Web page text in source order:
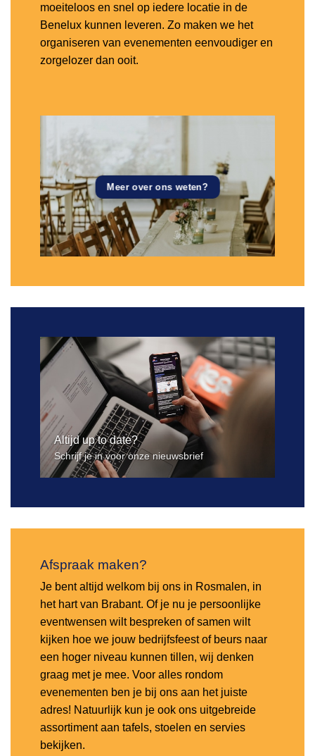
moeiteloos en snel op iedere locatie in de
Benelux kunnen leveren. Zo maken we het
organiseren van evenementen eenvoudiger en
zorgelozer dan ooit.
Meer over ons weten?
Altijd up to date?
Schrijf je in voor onze nieuwsbrief
Afspraak maken?
Je bent altijd welkom bij ons in Rosmalen, in
het hart van Brabant. Of je nu je persoonlijke
eventwensen wilt bespreken of samen wilt
kijken hoe we jouw bedrijfsfeest of beurs naar
een hoger niveau kunnen tillen, wij denken
graag met je mee. Voor alles rondom
evenementen ben je bij ons aan het juiste
adres! Natuurlijk kun je ook ons uitgebreide
assortiment aan tafels, stoelen en servies
bekijken.